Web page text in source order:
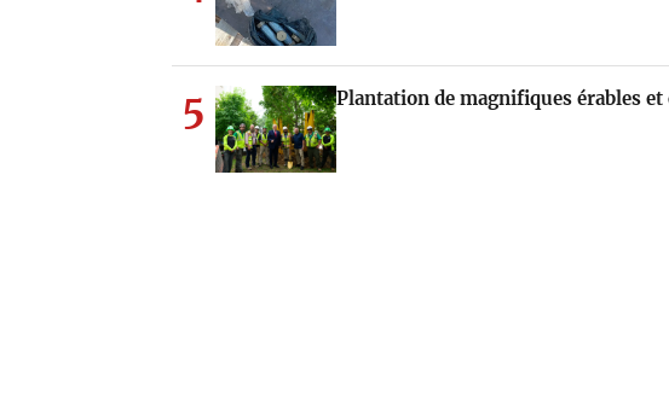
5 Plantation de magnifiques érables et